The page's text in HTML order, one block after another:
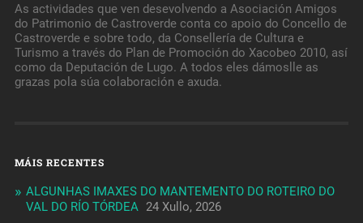
As actividades que ven desevolvendo a Asociación Amigos
do Patrimonio de Castroverde conta co apoio do Concello de
Castroverde e sobre todo, da Consellería de Cultura e
Turismo a través do Plan de Promoción do Xacobeo 2010, así
como da Deputación de Lugo. A todos eles dámoslle as
grazas pola súa colaboración e axuda.
MÁIS RECENTES
ALGUNHAS IMAXES DO MANTEMENTO DO ROTEIRO DO
VAL DO RÍO TÓRDEA 24 Xullo, 2026